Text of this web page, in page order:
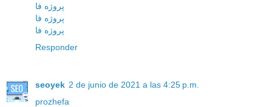
پروژه فا
پروژه فا
پروژه فا
Responder
seoyek 2 de junio de 2021 a las 4:25 p.m.
prozhefa